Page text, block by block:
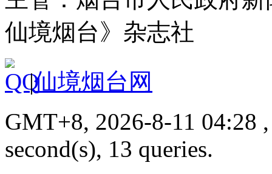
仙境烟台》杂志社
|仙境烟台网
GMT+8, 2026-8-11 04:28
second(s), 13 queries.